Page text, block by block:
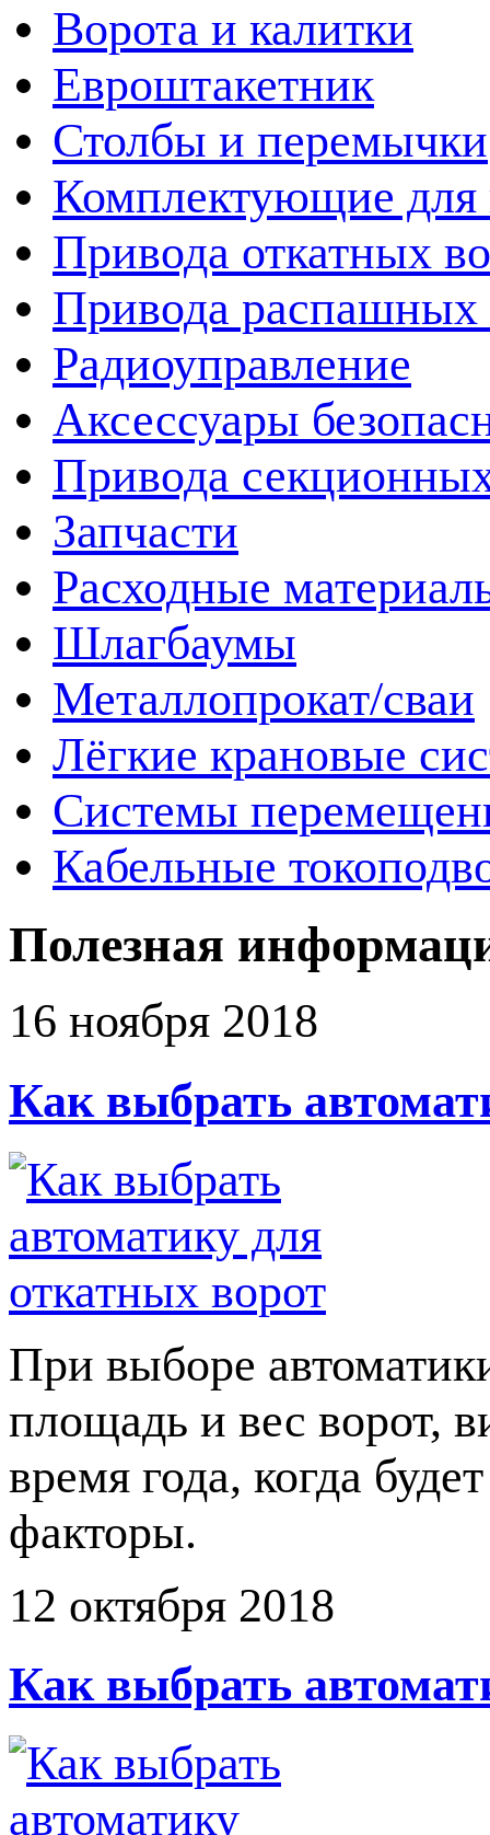
Ворота и калитки
Евроштакетник
Столбы и перемычки
Комплектующие для
Привода откатных
Привода распашных
Радиоуправление
Аксессуары
Привода
Запчасти
Расходные
Шлагбаумы
Металлопрокат/сваи
Лёгкие крановые
Системы
Кабельные
Полезная
16 ноября 2018
Как выбрать
При выборе
площадь и вес ворот,
время года, когда
факторы.
12 октября 2018
Как выбрать